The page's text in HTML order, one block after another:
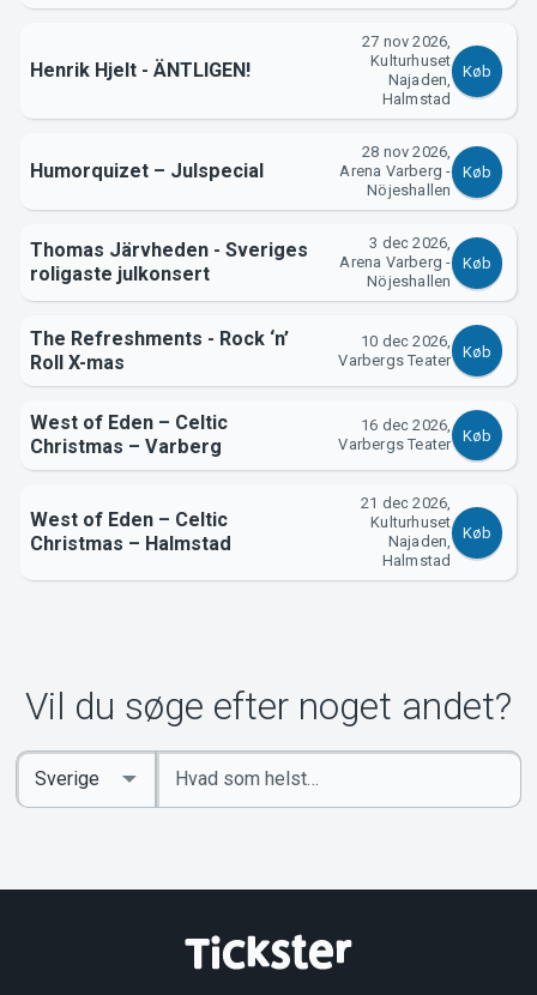
Henrik Hjelt - ÄNTLIGEN!
27 nov 2026,
Kulturhuset
Najaden,
Halmstad
Køb
Humorquizet – Julspecial
28 nov 2026,
Arena Varberg -
Nöjeshallen
Køb
Thomas Järvheden - Sveriges
roligaste julkonsert
3 dec 2026,
Arena Varberg -
Nöjeshallen
Køb
The Refreshments - Rock ‘n’
Roll X-mas
10 dec 2026,
Varbergs Teater
Køb
West of Eden – Celtic
Christmas – Varberg
16 dec 2026,
Varbergs Teater
Køb
West of Eden – Celtic
Christmas – Halmstad
21 dec 2026,
Kulturhuset
Najaden,
Halmstad
Køb
Vil du søge efter noget andet?
Indtast
søgeord
Select
Country